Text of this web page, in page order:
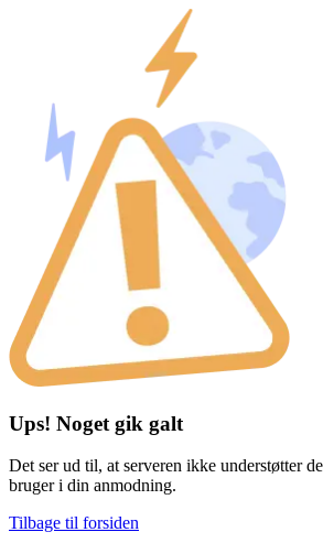
Ups! Noget gik galt
Det ser ud til, at serveren ikke understøtter
bruger i din anmodning.
Tilbage til forsiden